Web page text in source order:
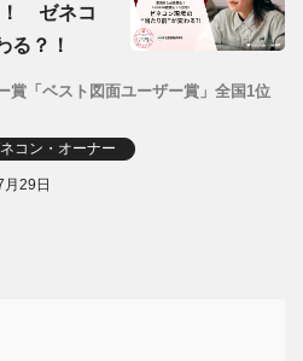
！ ゼネコ
る？！
賞「ベスト図面ユーザー賞」全国1位
コン・オーナー
29日